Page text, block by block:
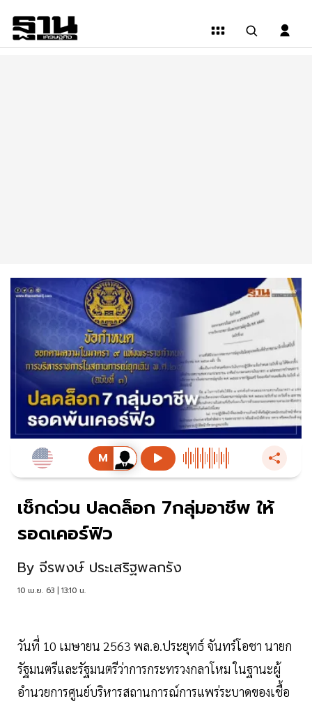
เช็กด่วน ปลดล็อก 7กลุ่มอาชีพ ให้
รอดเคอร์ฟิว
By จีรพงษ์ ประเสริฐพลกรัง
10 เม.ย. 63 | 13:10 น.
วันที่ 10 เมษายน 2563 พล.อ.ประยุทธ์ จันทร์โอชา นายก
รัฐมนตรีและรัฐมนตรีว่าการกระทรวงกลาโหม ในฐานะผู้
อำนวยการศูนย์บริหารสถานการณ์การแพร่ระบาดของเชื้อ